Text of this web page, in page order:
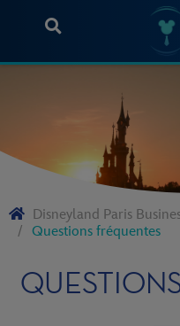
Disneyland Paris
Questions fréquentes